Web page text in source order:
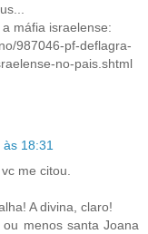
máfia israelense:
987046-pf-deflagra-
no-pais.shtml
às 18:31
me citou.
A divina, claro!
menos santa Joana